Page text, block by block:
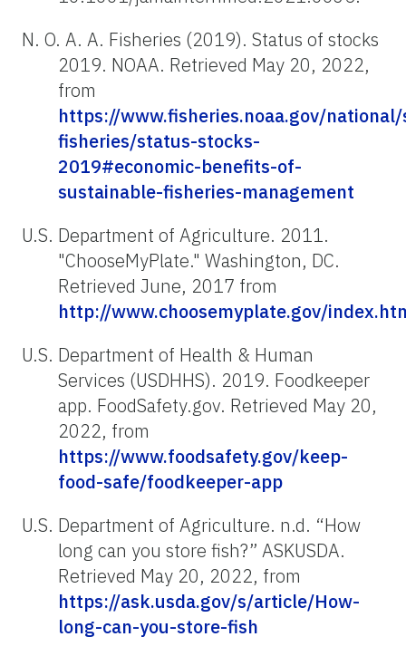
N. O. A. A. Fisheries (2019). Status of stocks
2019. NOAA. Retrieved May 20, 2022,
from
https://www.fisheries.noaa.gov/
fisheries/status-stocks-
2019#economic-benefits-of-
sustainable-fisheries-management
U.S. Department of Agriculture. 2011.
"ChooseMyPlate." Washington, DC.
Retrieved June, 2017 from
http://www.choosemyplate.gov/
U.S. Department of Health & Human
Services (USDHHS). 2019. Foodkeeper
app. FoodSafety.gov. Retrieved May 20,
2022, from
https://www.foodsafety.gov/keep-
food-safe/foodkeeper-app
U.S. Department of Agriculture. n.d. “How
long can you store fish?” ASKUSDA.
Retrieved May 20, 2022, from
https://ask.usda.gov/s/article/How-
long-can-you-store-fish